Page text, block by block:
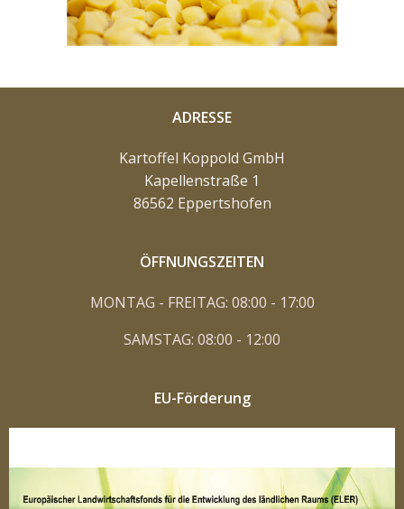
ADRESSE
Kartoffel Koppold GmbH
Kapellenstraße 1
86562 Eppertshofen
ÖFFNUNGSZEITEN
MONTAG - FREITAG: 08:00 - 17:00
SAMSTAG: 08:00 - 12:00
EU-Förderung